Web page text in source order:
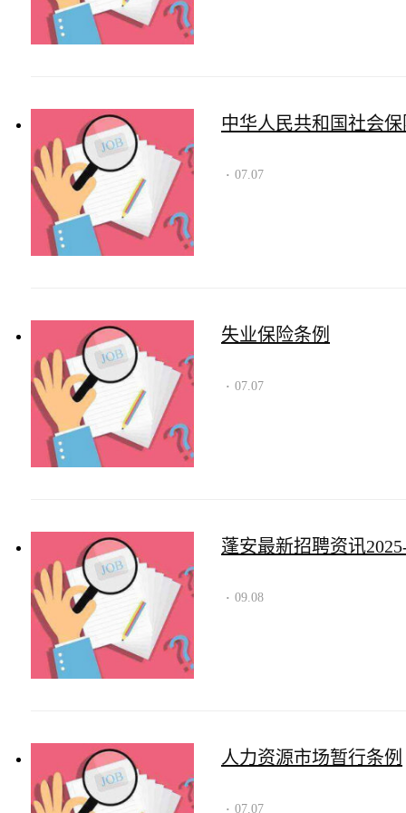
中华人民共和国社会
· 07.07
失业保险条例
· 07.07
蓬安最新招聘资讯
· 09.08
人力资源市场暂行条例
· 07.07